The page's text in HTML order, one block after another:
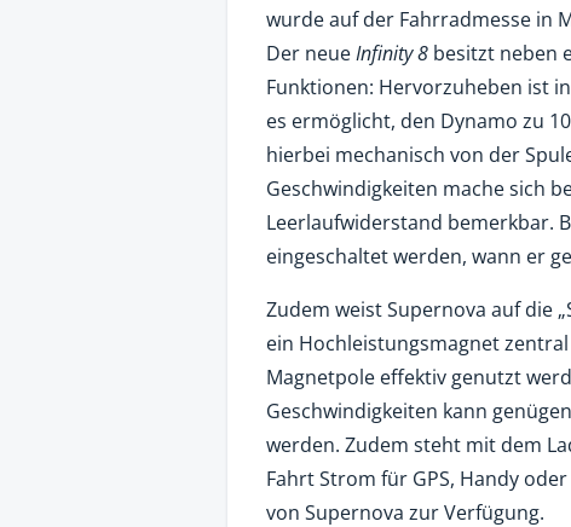
wurde auf der Fahrradmesse in
Der neueInfinity 8 besitzt neben
Funktionen: Hervorzuheben ist
es ermöglicht, den Dynamo zu
hierbei mechanisch von der
Geschwindigkeiten mache sich
Leerlaufwiderstand bemerkbar.
eingeschaltet werden, wann er
Zudem weist Supernova auf die
ein Hochleistungsmagnet
Magnetpole effektiv genutzt
Geschwindigkeiten kann
werden. Zudem steht mit dem
Fahrt Strom für GPS, Handy
von Supernova zur Verfügung.